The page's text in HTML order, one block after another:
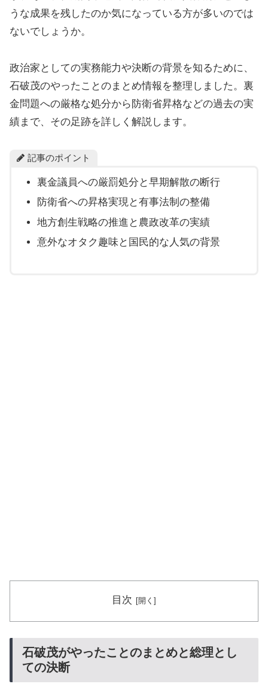
うな成果を残したのか気になっている方が多いのでは
ないでしょうか。
政治家としての実務能力や決断の背景を知るために、
石破茂のやったことのまとめ情報を整理しました。裏
金問題への厳格な処分から防衛省昇格などの過去の実
績まで、その足跡を詳しく解説します。
記事のポイント
裏金議員への厳罰処分と早期解散の断行
防衛省への昇格実現と有事法制の整備
地方創生戦略の推進と農政改革の実績
意外なオタク趣味と国民的な人気の背景
目次
石破茂がやったことのまとめと総理とし
ての決断